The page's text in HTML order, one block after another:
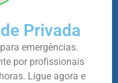
Privada
emergências.
por profissionais
Ligue agora e